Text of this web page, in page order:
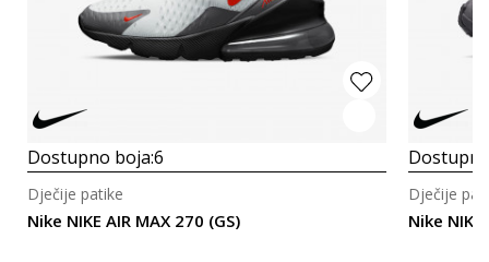
Dostupno boja:6
Nike NIKE AIR MAX 270 (GS)
Dječije patike
Nike NIKE
Dječije